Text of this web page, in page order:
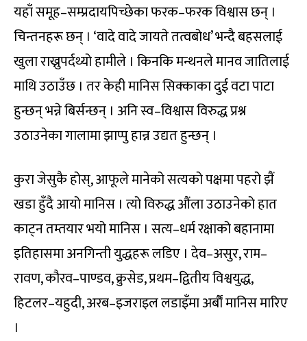
यहाँ समूह–सम्प्रदायपिच्छेका फरक–फरक विश्वास छन् ।
चिन्तनहरू छन् । ‘वादे वादे जायते तत्वबोध’ भन्दै बहसलाई
खुला राख्नुपर्दथ्यो हामीले । किनकि मन्थनले मानव जातिलाई
माथि उठाउँछ । तर केही मानिस सिक्काका दुई वटा पाटा
हुन्छन् भन्ने बिर्सन्छन् । अनि स्व–विश्वास विरुद्ध प्रश्न
उठाउनेका गालामा झाप्पु हान्न उद्यत हुन्छन् ।
कुरा जेसुकै होस्, आफूले मानेको सत्यको पक्षमा पहरो झैं
खडा हुँदै आयो मानिस । त्यो विरुद्ध औंला उठाउनेको हात
काट्न तम्तयार भयो मानिस । सत्य–धर्म रक्षाको बहानामा
इतिहासमा अनगिन्ती युद्धहरू लडिए । देव–असुर, राम–
रावण, कौरव–पाण्डव, क्रुसेड, प्रथम–द्वितीय विश्वयुद्ध,
हिटलर–यहुदी, अरब–इजराइल लडाइँमा अर्बाैं मानिस मारिए
।